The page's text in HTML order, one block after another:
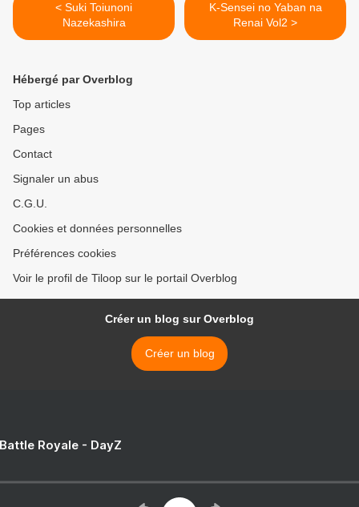
< Suki Toiunoni
Nazekashira
K-Sensei no Yaban na
Renai Vol2 >
Hébergé par Overblog
Top articles
Pages
Contact
Signaler un abus
C.G.U.
Cookies et données personnelles
Préférences cookies
Voir le profil de Tiloop sur le portail Overblog
Créer un blog sur Overblog
Créer un blog
Royale - DayZ